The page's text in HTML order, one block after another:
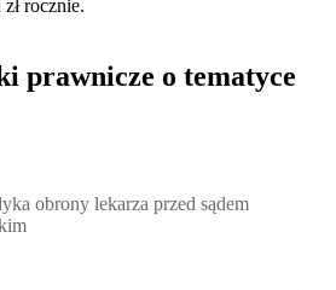
rocznie.
prawnicze o tematyce
lekarza przed sądem lekarskim,
obrony lekarza przed sądem